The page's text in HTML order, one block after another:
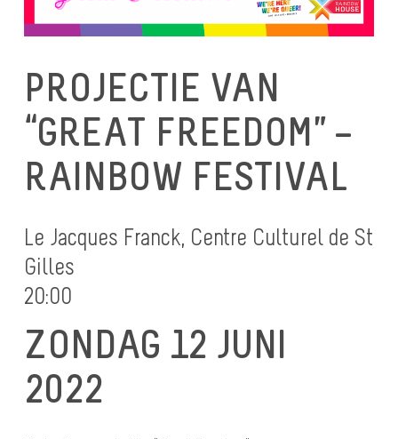
PROJECTIE VAN
“GREAT FREEDOM” –
RAINBOW FESTIVAL
Le Jacques Franck, Centre Culturel de St
Gilles
20:00
ZONDAG 12 JUNI
2022